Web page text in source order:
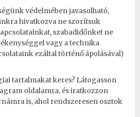
védelmében javasolható,
hivatkozva ne szorítsuk
szabadidőnket ne
vagy a technika
ezáltal történő ápolásával)
tartalmakat keres? Látogasson
oldalamra, és iratkozzon
is, ahol rendszeresen osztok